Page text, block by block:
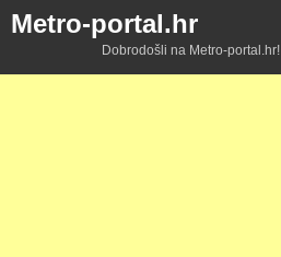
Metro-portal.hr
Dobrodošli na Metro-portal.hr!